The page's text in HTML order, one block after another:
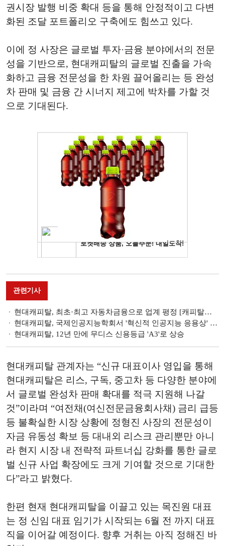
권시장 발행 비중 확대 등을 통해 안정적이고 다변
화된 조달 포트폴리오 구축에도 힘쓰고 있다.
이에 정 사장은 글로벌 투자·금융 분야에서의 전문
성을 기반으로, 현대캐피탈의 글로벌 진출을 가속
화하고 금융 전문성을 한 차원 끌어올리는 등 완성
차 판매 및 금융 간 시너지 제고에 박차를 가할 것
으로 기대된다.
관련기사
현대캐피탈, 최초·최고 자동차금융으로 업계 평정 [캐피탈사 주력사업]
현대캐피탈, 국제인공지능학회서 '혁신적 인공지능 응용상' 2년 연속 수상
현대캐피탈, 12년 만에 무디스 신용등급 'A3'로 상승
현대캐피탈 관계자는 “신규 대표이사 영입을 통해
현대캐피탈은 리스, 구독, 중고차 등 다양한 분야에
서 글로벌 완성차 판매 확대를 적극 지원해 나갈
것”이라며 “여전채(여신전문금융회사채) 금리 급등
등 불확실한 시장 상황에 정형진 사장의 전문성이
자금 유동성 확보 등 대내외 리스크 관리뿐만 아니
라 현지 시장 내 전략적 파트너십 강화를 통한 글로
벌 신규 사업 확장에도 크게 기여할 것으로 기대한
다”라고 밝혔다.
한편 현재 현대캐피탈을 이끌고 있는 목진원 대표
는 정 신임 대표 임기가 시작되는 6월 전 까지 대표
직을 이어갈 예정이다. 향후 거취는 아직 정해진 바